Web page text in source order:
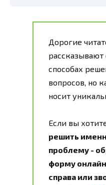
Дорогие
рассказывают
способах
вопросов, но
носит
Если вы
решить
проблему -
форму
справа или